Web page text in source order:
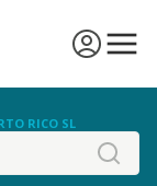
RICO SL